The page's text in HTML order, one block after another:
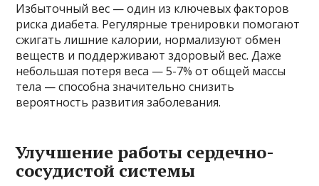
Избыточный вес — один из ключевых факторов
риска диабета. Регулярные тренировки помогают
сжигать лишние калории, нормализуют обмен
веществ и поддерживают здоровый вес. Даже
небольшая потеря веса — 5-7% от общей массы
тела — способна значительно снизить
вероятность развития заболевания.
Улучшение работы сердечно-
сосудистой системы